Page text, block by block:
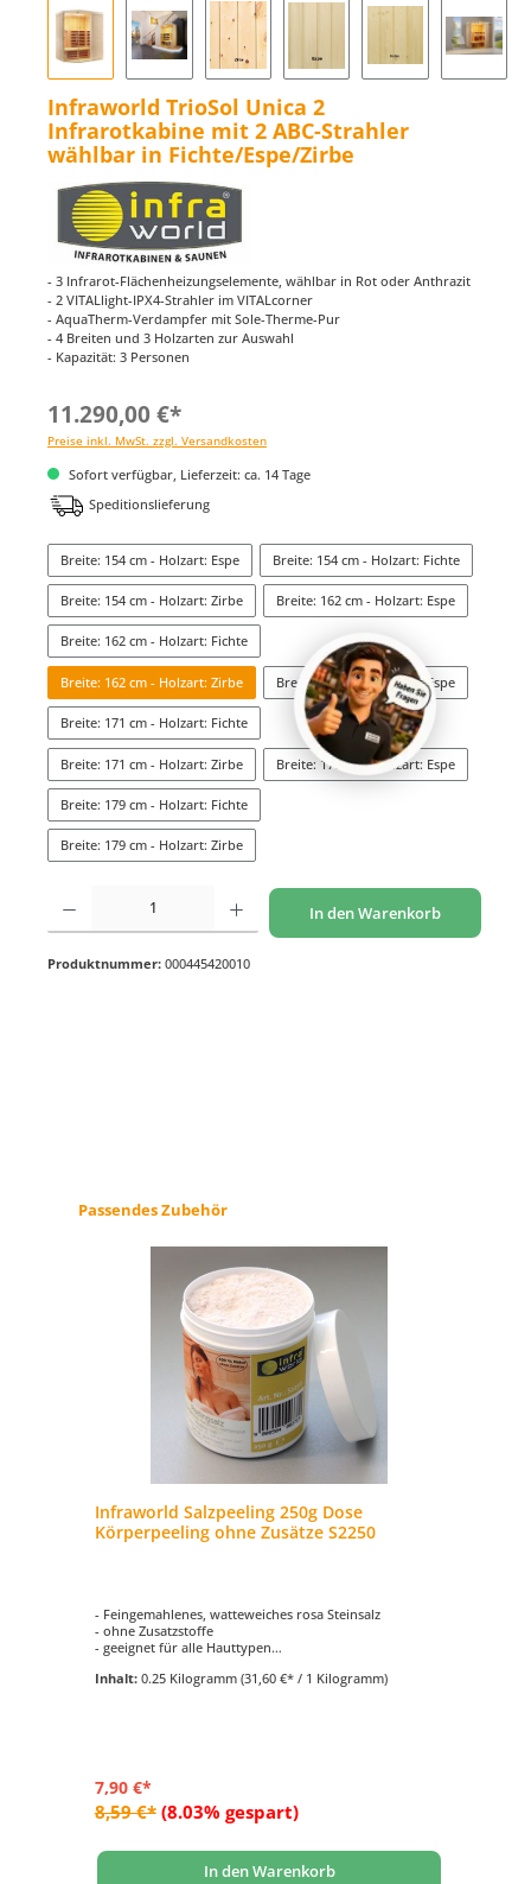
Infraworld TrioSol Unica 2
Infrarotkabine mit 2 ABC-Strahler
wählbar in Fichte/Espe/Zirbe
- 3 Infrarot-Flächenheizungselemente, wählbar in Rot oder Anthrazit
- 2 VITALlight-IPX4-Strahler im VITALcorner
- AquaTherm-Verdampfer mit Sole-Therme-Pur
- 4 Breiten und 3 Holzarten zur Auswahl
- Kapazität: 3 Personen
11.290,00 €*
Preise inkl. MwSt. zzgl. Versandkosten
Sofort verfügbar, Lieferzeit: ca. 14 Tage
Speditionslieferung
Breite: 154 cm - Holzart: Espe Breite: 154 cm - Holzart: Fichte
Breite: 154 cm - Holzart: Zirbe Breite: 162 cm - Holzart: Espe
Breite: 162 cm - Holzart: Fichte
Breite: 162 cm - Holzart: Zirbe Breite: 171 cm - Holzart: Espe
Breite: 171 cm - Holzart: Fichte
Breite: 171 cm - Holzart: Zirbe Breite: 179 cm - Holzart: Espe
Breite: 179 cm - Holzart: Fichte
Breite: 179 cm - Holzart: Zirbe
Produkt Anzahl: Gib den gewünschten Wert ein oder benutze die Schaltflächen um
In den Warenkorb
Produktnummer: 000445420010
Produktgalerie überspringen
Passendes Zubehör
Infraworld Salzpeeling 250g Dose
Körperpeeling ohne Zusätze S2250
- Feingemahlenes, watteweiches rosa Steinsalz
- ohne Zusatzstoffe
- geeignet für alle Hauttypen
Inhalt: 0.25 Kilogramm (31,60 €* / 1 Kilogramm)
7,90 €*
8,59 €* (8.03% gespart)
In den Warenkorb